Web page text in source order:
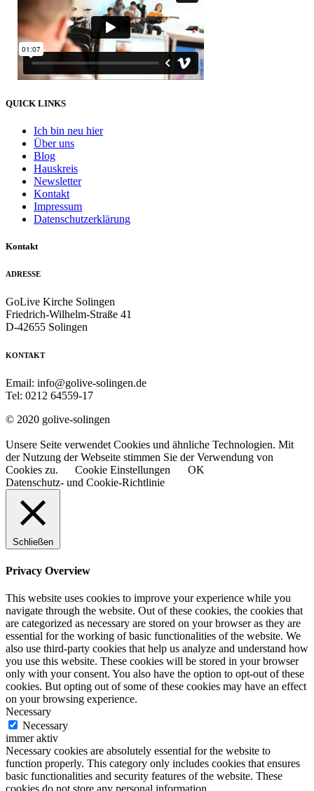
QUICK LINKS
Ich bin neu hier
Über uns
Blog
Hauskreis
Newsletter
Kontakt
Impressum
Datenschutzerklärung
Kontakt
ADRESSE
GoLive Kirche Solingen
Friedrich-Wilhelm-Straße 41
D-42655 Solingen
KONTAKT
Email: info@golive-solingen.de
Tel: 0212 64559-17
© 2020 golive-solingen
Unsere Seite verwendet Cookies und ähnliche Technologien. Mit
der Nutzung der Webseite stimmen Sie der Verwendung von
Cookies zu.
Cookie Einstellungen
OK
Datenschutz- und Cookie-Richtlinie
Schließen
Privacy Overview
This website uses cookies to improve your experience while you
navigate through the website. Out of these cookies, the cookies that
are categorized as necessary are stored on your browser as they are
essential for the working of basic functionalities of the website. We
also use third-party cookies that help us analyze and understand how
you use this website. These cookies will be stored in your browser
only with your consent. You also have the option to opt-out of these
cookies. But opting out of some of these cookies may have an effect
on your browsing experience.
Necessary
Necessary
immer aktiv
Necessary cookies are absolutely essential for the website to
function properly. This category only includes cookies that ensures
basic functionalities and security features of the website. These
cookies do not store any personal information.